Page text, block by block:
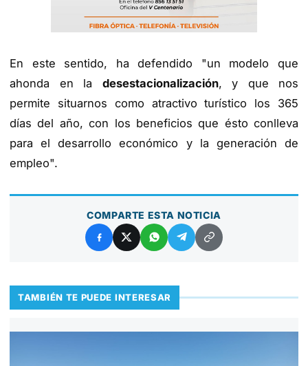
En este sentido, ha defendido "un modelo que
ahonda en la desestacionalización, y que nos
permite situarnos como atractivo turístico los 365
días del año, con los beneficios que ésto conlleva
para el desarrollo económico y la generación de
empleo".
COMPARTE ESTA NOTICIA
TAMBIÉN TE PUEDE INTERESAR